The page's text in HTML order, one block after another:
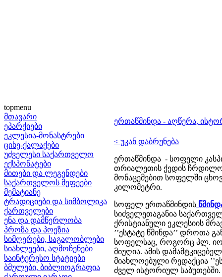
topmenu
მთავარი
ეპარქიები
ეკლესია-მონასტრები
ციხე-ქალაქები
უძველესი საქართველო
ექსპონატები
მითები და ლეგენდები
საქართველოს მეფეები
მემატიანე
ტრადიციები და სიმბოლიკა
ქართველები
ენა და დამწერლობა
პროზა და პოეზია
სიმღერები, საგალობლები
სიახლეები, აღმოჩენები
საინტერესო სტატიები
ბმულები, ბიბლიოგრაფია
ერთაწმინდა - აღწერა,
< უკან დაბრუნება
ერთაწმინდა - სოფელი
თრიალეთის ქედის
მონაცემებით სოფელში
კილომეტრი.
სოფელ ერთაწმინდის
სიძველეთაგანია
ქრისტიანული ეკლესიის
’’ესტატე წმინდა’’ დროთა
სოფელსაც, როგორც პლ.
მიუღია. ამის
მიახლოებული რედაქცია
ძველ ისტორიულ საბუთებში.